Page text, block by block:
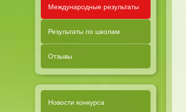
Международные результаты
Результаты по школам
Отзывы
Новости конкурса